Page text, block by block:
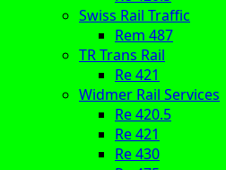
Swiss Rail Traffic
Rem 487
TR Trans Rail
Re 421
Widmer Rail Services
Re 420.5
Re 421
Re 430